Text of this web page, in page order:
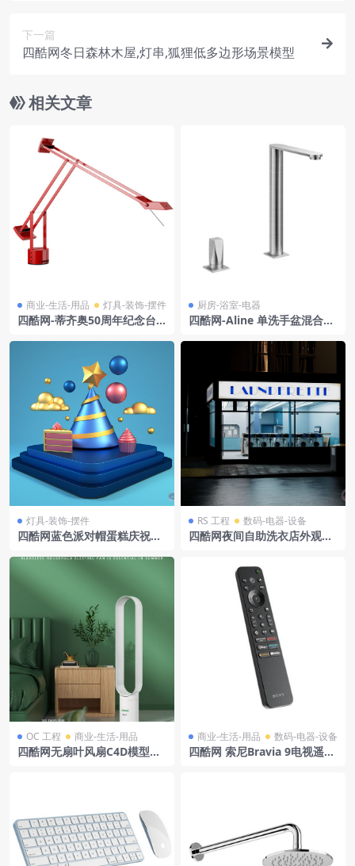
下一篇
四酷网冬日森林木屋,灯串,狐狸低多边形场景模型
相关文章
商业-生活-用品 灯具-装饰-摆件
四酷网-蒂齐奥50周年纪念台
厨房-浴室-电器
四酷网-Aline 单洗手盆混合水
Rubinetterie Frattini
灯具-装饰-摆件
四酷网蓝色派对帽蛋糕庆祝场
RS 工程 数码-电器-设备
四酷网夜间自助洗衣店外观、
OC 工程 商业-生活-用品
四酷网无扇叶风扇C4D模型下
商业-生活-用品 数码-电器-设备
四酷网 索尼Bravia 9电视遥控